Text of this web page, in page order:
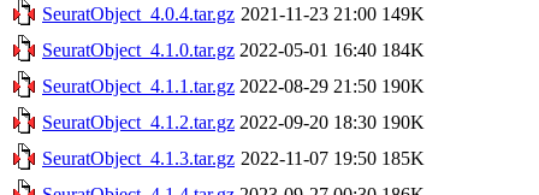
SeuratObject_4.0.4.tar.gz 2021-11-23 21:00 149K
SeuratObject_4.1.0.tar.gz 2022-05-01 16:40 184K
SeuratObject_4.1.1.tar.gz 2022-08-29 21:50 190K
SeuratObject_4.1.2.tar.gz 2022-09-20 18:30 190K
SeuratObject_4.1.3.tar.gz 2022-11-07 19:50 185K